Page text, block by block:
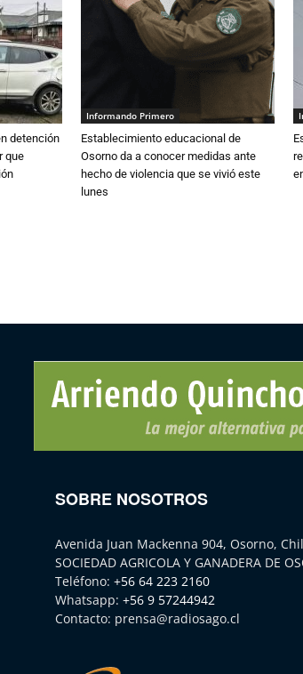
detención
que
Informando Primero
Establecimiento educacional de
Osorno da a conocer medidas ante
hecho de violencia que se vivió este
lunes
SOBRE NOSOTROS
Avenida Juan Mackenna 904, Osorno,
SOCIEDAD AGRICOLA Y GANADERA DE
Teléfono: +56 64 223 2160
Whatsapp: +56 9 57244942
Contacto: prensa@radiosago.cl